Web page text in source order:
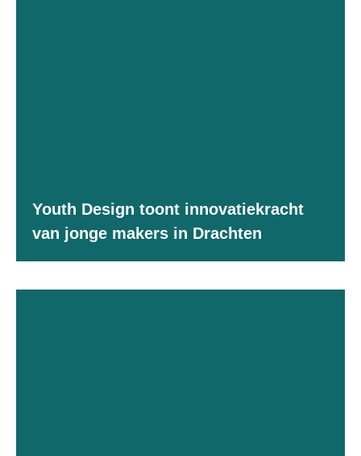
Youth Design toont innovatiekracht
van jonge makers in Drachten